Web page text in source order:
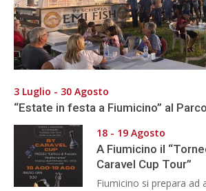
3 Luglio - 30 Agosto
“Estate in festa a Fiumicino” al
18 - 19 Agosto
A Fiumicino il
Caravel Cup Tour”
Fiumicino si prepara ad